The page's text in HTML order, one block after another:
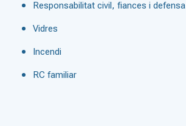
Responsabilitat civil, fiances i defensa
Vidres
Incendi
RC familiar